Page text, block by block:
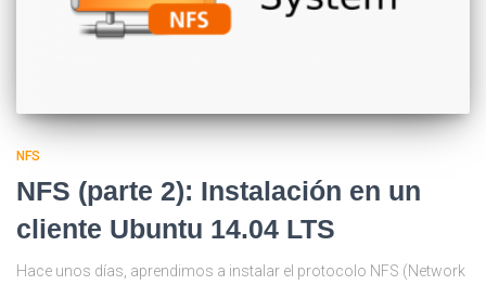
NFS
NFS (parte 2): Instalación en un
cliente Ubuntu 14.04 LTS
Hace unos días, aprendimos a instalar el protocolo NFS (Network